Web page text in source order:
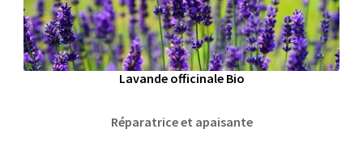
Lavande officinale Bio
Réparatrice et apaisante